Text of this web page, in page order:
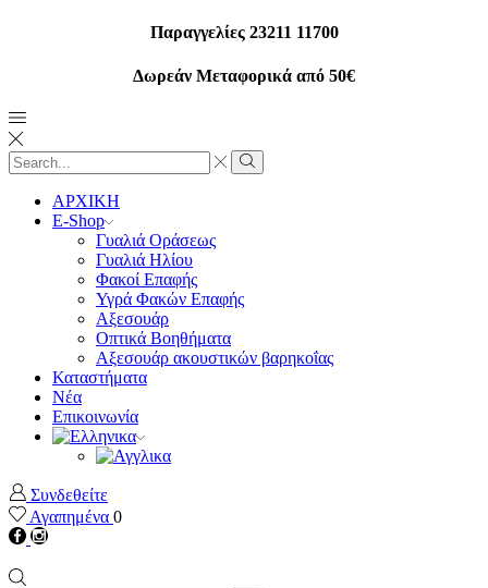
Παραγγελίες 23211 11700
Δωρεάν Μεταφορικά από 50€
Search
input
Search
ΑΡΧΙΚΗ
E-Shop
Γυαλιά Οράσεως
Γυαλιά Ηλίου
Φακοί Επαφής
Υγρά Φακών Επαφής
Αξεσουάρ
Οπτικά Βοηθήματα
Αξεσουάρ ακουστικών βαρηκοΐας
Καταστήματα
Νέα
Επικοινωνία
Συνδεθείτε
Αγαπημένα 0
Facebook
instagram